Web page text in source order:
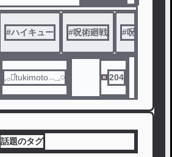
様
護衛へ行
く、、??
#ハイキュー #呪術廻戦 #呪術廻戦夢
𓈒𓂂⋆͛tukimoto𓂃𓈒𓏸 204
話題のタグ